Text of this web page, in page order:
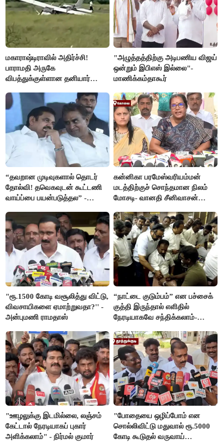
மகாராஷ்டிராவில் அதிர்ச்சி!
பாராமதி அருகே
விபத்துக்குள்ளான தனியார்
"அழுத்தத்திற்கு அடிபணிய விஜய்
ஒன்றும் இபிஎஸ் இல்லை"-
மாணிக்கம்தாகூர்
“தவறான முடிவுகளால் தொடர்
தோல்வி! தவெகவுடன் கூட்டணி
வாய்ப்பை பயன்படுத்தல” -
கன்னிகா பரமேஸ்வரியம்மன்
மடத்திற்குச் சொந்தமான நிலம்
மோசடி- வானதி சீனிவாசன்
"ரூ.1500 கோடி வசூலித்து விட்டு,
விவசாயிகளை ஏமாற்றுவதா?'' -
அன்புமணி ராமதாஸ்
“நாட்டை குடும்பம்” என பச்சைக்
குத்தி இருந்தால் எளிதில்
நேரடியாகவே சந்திக்கலாம்-
"ஊழலுக்கு இடமில்லை, லஞ்சம்
கேட்டால் நேரடியாகப் புகார்
அளிக்கலாம்" - நிர்மல் குமார்
"போதையை ஒழிப்போம் என
சொல்லிவிட்டு மதுவால் ரூ.5000
கோடி கூடுதல் வருவாய்